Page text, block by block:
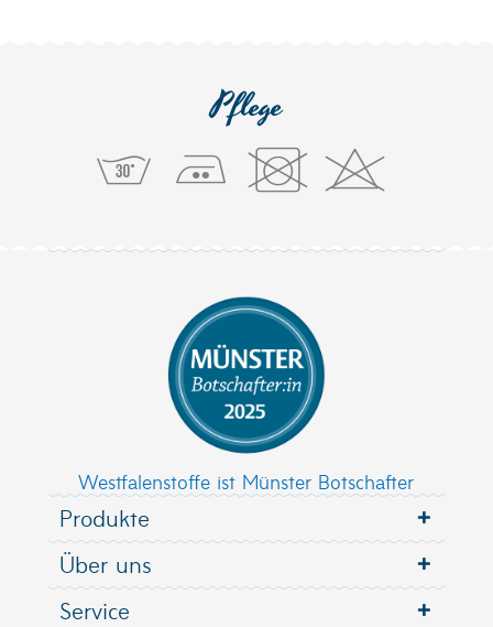
Pflege
Westfalenstoffe ist Münster Botschafter
Produkte
Über uns
Service